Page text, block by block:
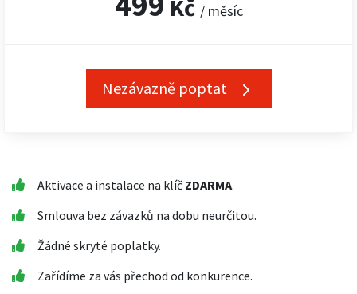
Kč / měsíc
Nezávazně poptat
Aktivace a instalace na klíč ZDARMA.
Smlouva bez závazků na dobu neurčitou.
Žádné skryté poplatky.
Zařídíme za vás přechod od konkurence.